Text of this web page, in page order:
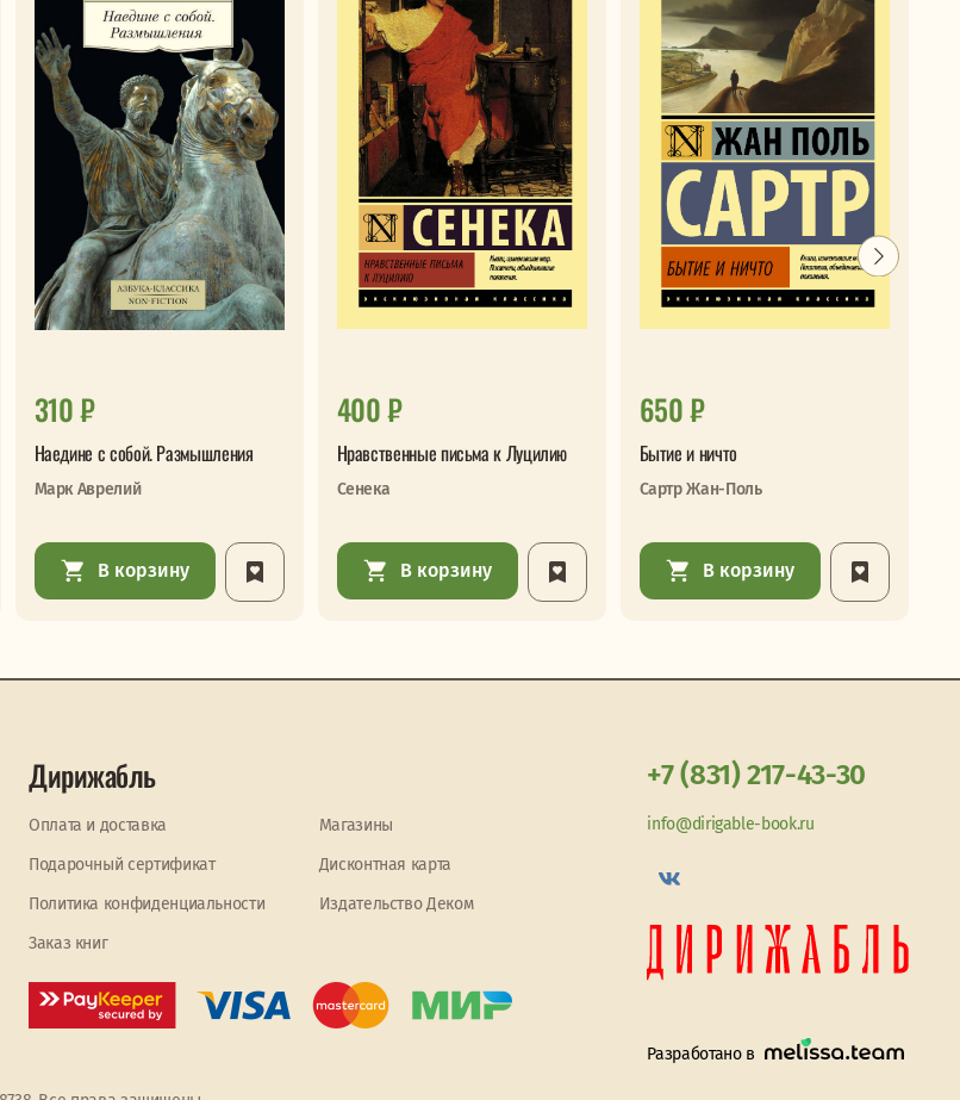
310 ₽
Наедине с собой. Размышления
Марк Аврелий
В корзину
400 ₽
Нравственные письма к Луцилию
Сенека
В корзину
650 ₽
Бытие и ничто
Сартр Жан-Поль
В корзину
Дирижабль
Оплата и доставка
Магазины
Подарочный сертификат
Дисконтная карта
Политика конфиденциальности
Издательство Деком
Заказ книг
+7 (831) 217-43-30
info@dirigable-book.ru
Разработано в